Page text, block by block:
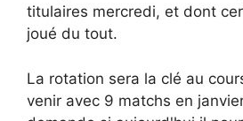
titulaires mercredi, et dont
joué du tout.
La rotation sera la clé au
venir avec 9 matchs en